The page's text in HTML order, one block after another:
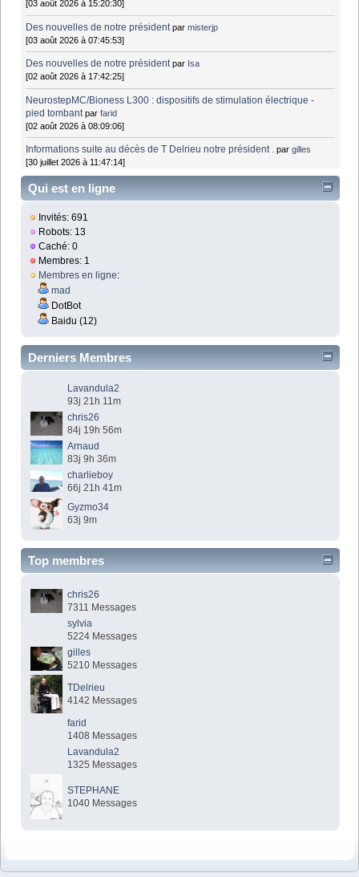
[03 août 2026 à 15:20:30]
Des nouvelles de notre président parmisterjp
[03 août 2026 à 07:45:53]
Des nouvelles de notre président par Isa
[02 août 2026 à 17:42:25]
NeurostepMC/Bioness L300 : dispositifs de stimulation électrique -
pied tombant parfarid
[02 août 2026 à 08:09:06]
Informations suite au décès de T Delrieu notre président . pargilles
[30 juillet 2026 à 11:47:14]
Qui est en ligne
Invités: 691
Robots: 13
Caché: 0
Membres: 1
Membres en ligne:
mad
DotBot
Baidu (12)
Derniers Membres
Lavandula2
93j 21h 11m
chris26
84j 19h 56m
Arnaud
83j 9h 36m
charlieboy
66j 21h 41m
Gyzmo34
63j 9m
Top membres
chris26
7311 Messages
sylvia
5224 Messages
gilles
5210 Messages
TDelrieu
4142 Messages
farid
1408 Messages
Lavandula2
1325 Messages
STEPHANE
1040 Messages